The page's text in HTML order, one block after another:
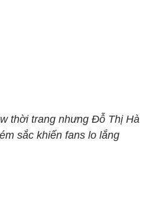
thời trang nhưng Đỗ Thị Hà
sắc khiến fans lo lắng